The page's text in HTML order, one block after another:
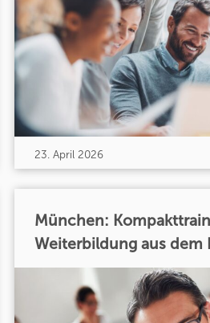
23. April 2026
München:
Weiterbildung aus dem